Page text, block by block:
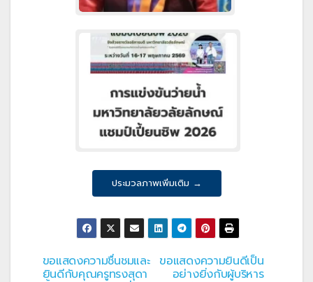
ประมวลภาพเพิ่มเติม →
แนะแนว
ขอแสดงความยินดีเป็น
อย่างยิ่งกับผู้บริหาร
ขอแสดงความชื่นชมและ
ยินดีกับคุณครูทรงสุดา